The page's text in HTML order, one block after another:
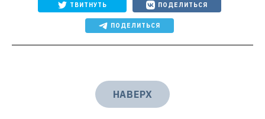
ТВИТНУТЬ ПОДЕЛИТЬСЯ
ПОДЕЛИТЬСЯ
НАВЕРХ